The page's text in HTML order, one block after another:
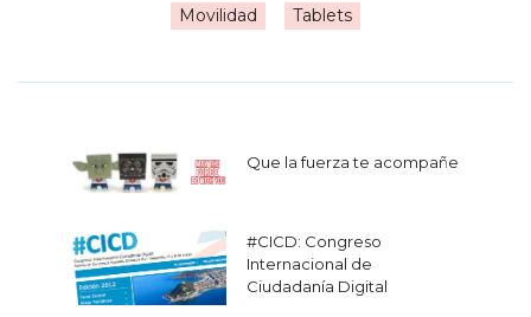
Movilidad Tablets
Navegación
de
Que la fuerza te acompañe
#CICD: Congreso
Internacional de
Ciudadanía Digital